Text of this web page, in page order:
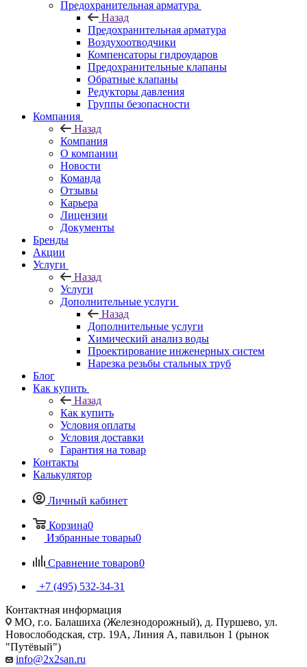
Предохранительная арматура
Назад
Предохранительная арматура
Воздухоотводчики
Компенсаторы гидроударов
Предохранительные клапаны
Обратные клапаны
Редукторы давления
Группы безопасности
Компания
Назад
Компания
О компании
Новости
Команда
Отзывы
Карьера
Лицензии
Документы
Бренды
Акции
Услуги
Назад
Услуги
Дополнительные услуги
Назад
Дополнительные услуги
Химический анализ воды
Проектирование инженерных систем
Нарезка резьбы стальных труб
Блог
Как купить
Назад
Как купить
Условия оплаты
Условия доставки
Гарантия на товар
Контакты
Калькулятор
Личный кабинет
Корзина0
Избранные товары0
Сравнение товаров0
+7 (495) 532‑34‑31
Контактная информация
МО, г.о. Балашиха (Железнодорожный), д. Пуршево, ул.
Новослободская, стр. 19А, Линия А, павильон 1 (рынок
"Путёвый")
info@2x2san.ru